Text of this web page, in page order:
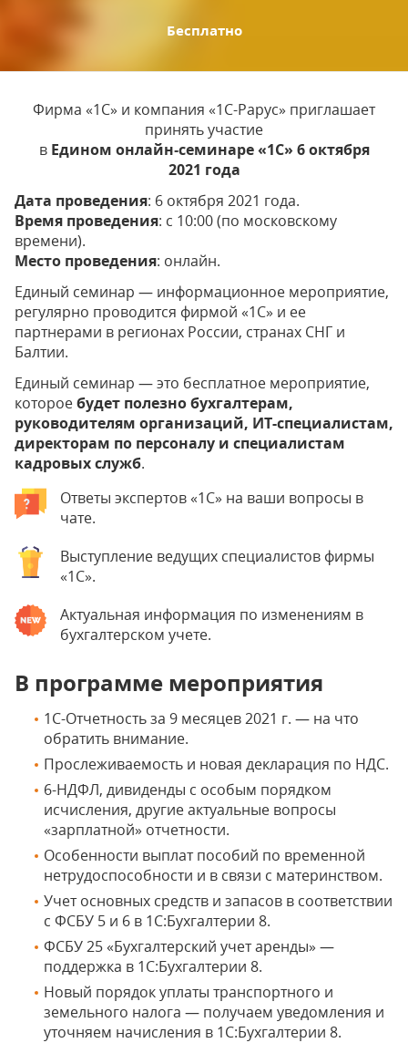
Бесплатно
Фирма «1С» и компания «1С-Рарус» приглашает
принять участие
в Едином онлайн‑семинаре «1С» 6 октября
2021 года
Дата проведения: 6 октября 2021 года.
Время проведения: c 10:00 (по московскому
времени).
Место проведения: онлайн.
Единый семинар — информационное мероприятие,
регулярно проводится фирмой «1С» и ее
партнерами в регионах России, странах СНГ и
Балтии.
Единый семинар — это бесплатное мероприятие,
котороебудет полезно бухгалтерам,
руководителям организаций, ИТ-специалистам,
директорам по персоналу и специалистам
кадровых служб.
Ответы экспертов «1С» на ваши вопросы в
чате.
Выступление ведущих специалистов фирмы
«1С».
Актуальная информация по изменениям в
бухгалтерском учете.
В программе мероприятия
1С-Отчетность за 9 месяцев 2021 г. — на что
обратить внимание.
Прослеживаемость и новая декларация по НДС.
6-НДФЛ, дивиденды с особым порядком
исчисления, другие актуальные вопросы
«зарплатной» отчетности.
Особенности выплат пособий по временной
нетрудоспособности и в связи с материнством.
Учет основных средств и запасов в соответствии
с ФСБУ 5 и 6 в 1С:Бухгалтерии 8.
ФСБУ 25 «Бухгалтерский учет аренды» —
поддержка в 1С:Бухгалтерии 8.
Новый порядок уплаты транспортного и
земельного налога — получаем уведомления и
уточняем начисления в 1С:Бухгалтерии 8.